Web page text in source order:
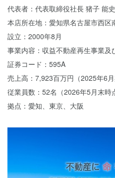
代表者：代表取締役社長 猪子 能史
本店所在地：愛知県名古屋市西区
設立：2000年8月
事業内容：収益不動産再生事業及
証券コード：595A
売上高：7,923百万円（2025年6月
従業員数：52名（2026年5月末時
拠点：愛知、東京、大阪